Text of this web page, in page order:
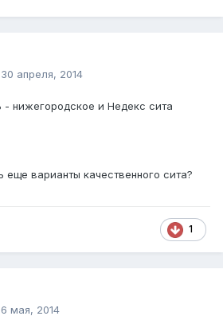
30 апреля, 2014
нижегородское и Недекс сита
варианты качественного сита?
1
6 мая, 2014